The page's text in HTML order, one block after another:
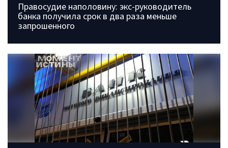
Правосудие наполовину: экс-руководитель
банка получила срок в два раза меньше
запрошенного